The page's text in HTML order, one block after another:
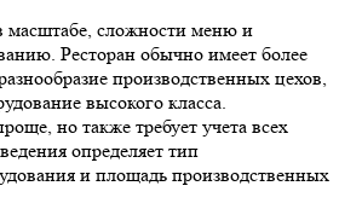
сложности меню и
Ресторан обычно имеет более
производственных цехов,
высокого класса.
но также требует учета всех
определяет тип
и площадь производственных